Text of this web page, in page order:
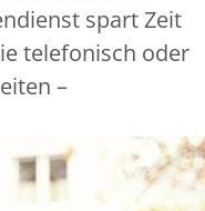
spart Zeit
telefonisch oder
–